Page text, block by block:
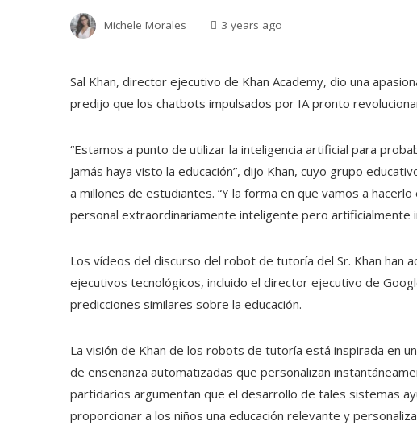
Michele Morales 3 years ago
Sal Khan, director ejecutivo de Khan Academy, dio una
predijo que los chatbots impulsados ​​por IA pronto
“Estamos a punto de utilizar la inteligencia artificial para
jamás haya visto la educación”, dijo Khan, cuyo grupo
a millones de estudiantes. “Y la forma en que vamos a
personal extraordinariamente inteligente pero artificialmente
Los vídeos del discurso del robot de tutoría del Sr. Khan han
ejecutivos tecnológicos, incluido el director ejecutivo de
predicciones similares sobre la educación.
La visión de Khan de los robots de tutoría está inspirada en
de enseñanza automatizadas que personalizan
partidarios argumentan que el desarrollo de tales sistemas
proporcionar a los niños una educación relevante y